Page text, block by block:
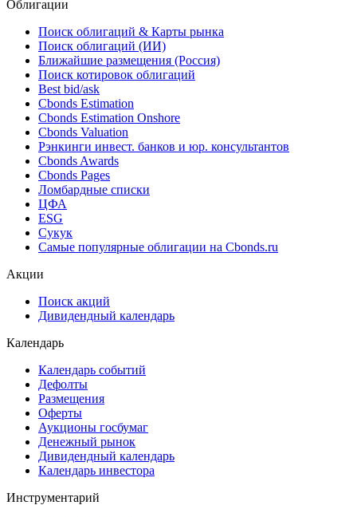
Облигации
Поиск облигаций & Карты рынка
Поиск облигаций (ИИ)
Ближайшие размещения (Россия)
Поиск котировок облигаций
Best bid/ask
Cbonds Estimation
Cbonds Estimation Onshore
Cbonds Valuation
Рэнкинги инвест. банков и юр. консультантов
Cbonds Awards
Cbonds Pages
Ломбардные списки
ЦФА
ESG
Сукук
Самые популярные облигации на Cbonds.ru
Акции
Поиск акций
Дивидендный календарь
Календарь
Календарь событий
Дефолты
Размещения
Оферты
Аукционы госбумаг
Денежный рынок
Дивидендный календарь
Календарь инвестора
Инструментарий